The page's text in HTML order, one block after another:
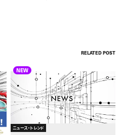
RELATED POST
NEW
ニュース・トレンド